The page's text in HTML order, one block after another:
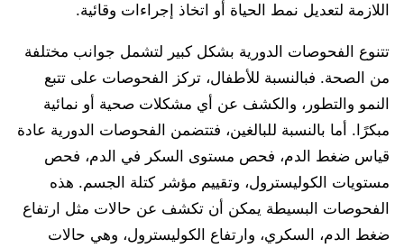
اللازمة لتعديل نمط الحياة أو اتخاذ إجراءات وقائية.
تتنوع الفحوصات الدورية بشكل كبير لتشمل جوانب مختلفة
من الصحة. فبالنسبة للأطفال، تركز الفحوصات على تتبع
النمو والتطور، والكشف عن أي مشكلات صحية أو نمائية
مبكرًا. أما بالنسبة للبالغين، فتتضمن الفحوصات الدورية عادة
قياس ضغط الدم، فحص مستوى السكر في الدم، فحص
مستويات الكوليسترول، وتقييم مؤشر كتلة الجسم. هذه
الفحوصات البسيطة يمكن أن تكشف عن حالات مثل ارتفاع
ضغط الدم، السكري، وارتفاع الكوليسترول، وهي حالات